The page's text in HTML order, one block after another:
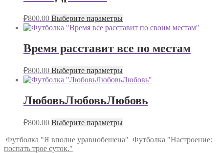
₽800.00 Выберите параметры
Время расставит все по местам
₽800.00 Выберите параметры
ЛюбовьЛюбовьЛюбовь
₽800.00 Выберите параметры
Футболка "Я вполне уравнобешена" Футболка "Настроение:
поспать трое суток."